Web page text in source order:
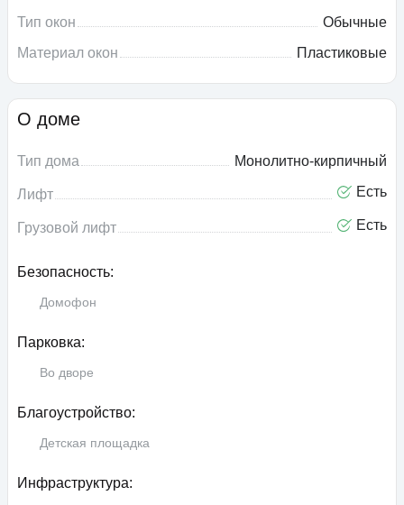
Тип окон
Обычные
Материал окон
Пластиковые
О доме
Тип дома Монолитно-кирпичный
Лифт Есть
Грузовой лифт Есть
Безопасность:
Домофон
Парковка:
Во дворе
Благоустройство:
Детская площадка
Инфраструктура: